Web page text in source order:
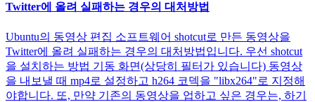
Twitter에 올려 실패하는 경우의 대처방법
Ubuntu의 동영상 편집 소프트웨어 shotcut로 만든 동영상을
Twitter에 올려 실패하는 경우의 대처방법입니다. 우선 shotcut
을 설치하는 방법 기동 화면(상당히 필터가 있습니다) 동영상
을 내보낼 때 mp4로 설정하고 h264 코덱을 "libx264"로 지정해
야합니다. 또, 만약 기존의 동영상을 업하고 싶은 경우는, 하기